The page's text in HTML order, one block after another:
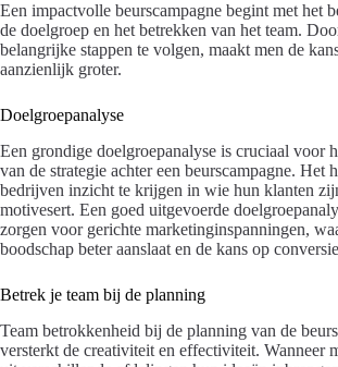
Een impactvolle beurscampagne begint met het
de doelgroep en het betrekken van het team.
belangrijke stappen te volgen, maakt men de
aanzienlijk groter.
Doelgroepanalyse
Een grondige doelgroepanalyse is cruciaal voor
van de strategie achter een beurscampagne. Het
bedrijven inzicht te krijgen in wie hun klanten
motivesert. Een goed uitgevoerde
zorgen voor gerichte marketinginspanningen,
boodschap beter aanslaat en de kans op
Betrek je team bij de planning
Team betrokkenheid bij de planning van de
versterkt de creativiteit en effectiviteit. Wanneer